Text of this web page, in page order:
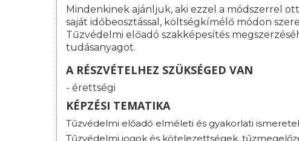
Mindenkinek ajánljuk, aki ezzel a módszerrel
saját időbeosztással, költségkímélő módon
Tűzvédelmi előadó szakképesítés
tudásanyagot.
A RÉSZVÉTELHEZ SZÜKSÉGED VAN
- érettségi
KÉPZÉSI TEMATIKA
Tűzvédelmi előadó elméleti és gyakorlati
Tűzvédelmi jogok és kötelezettségek,